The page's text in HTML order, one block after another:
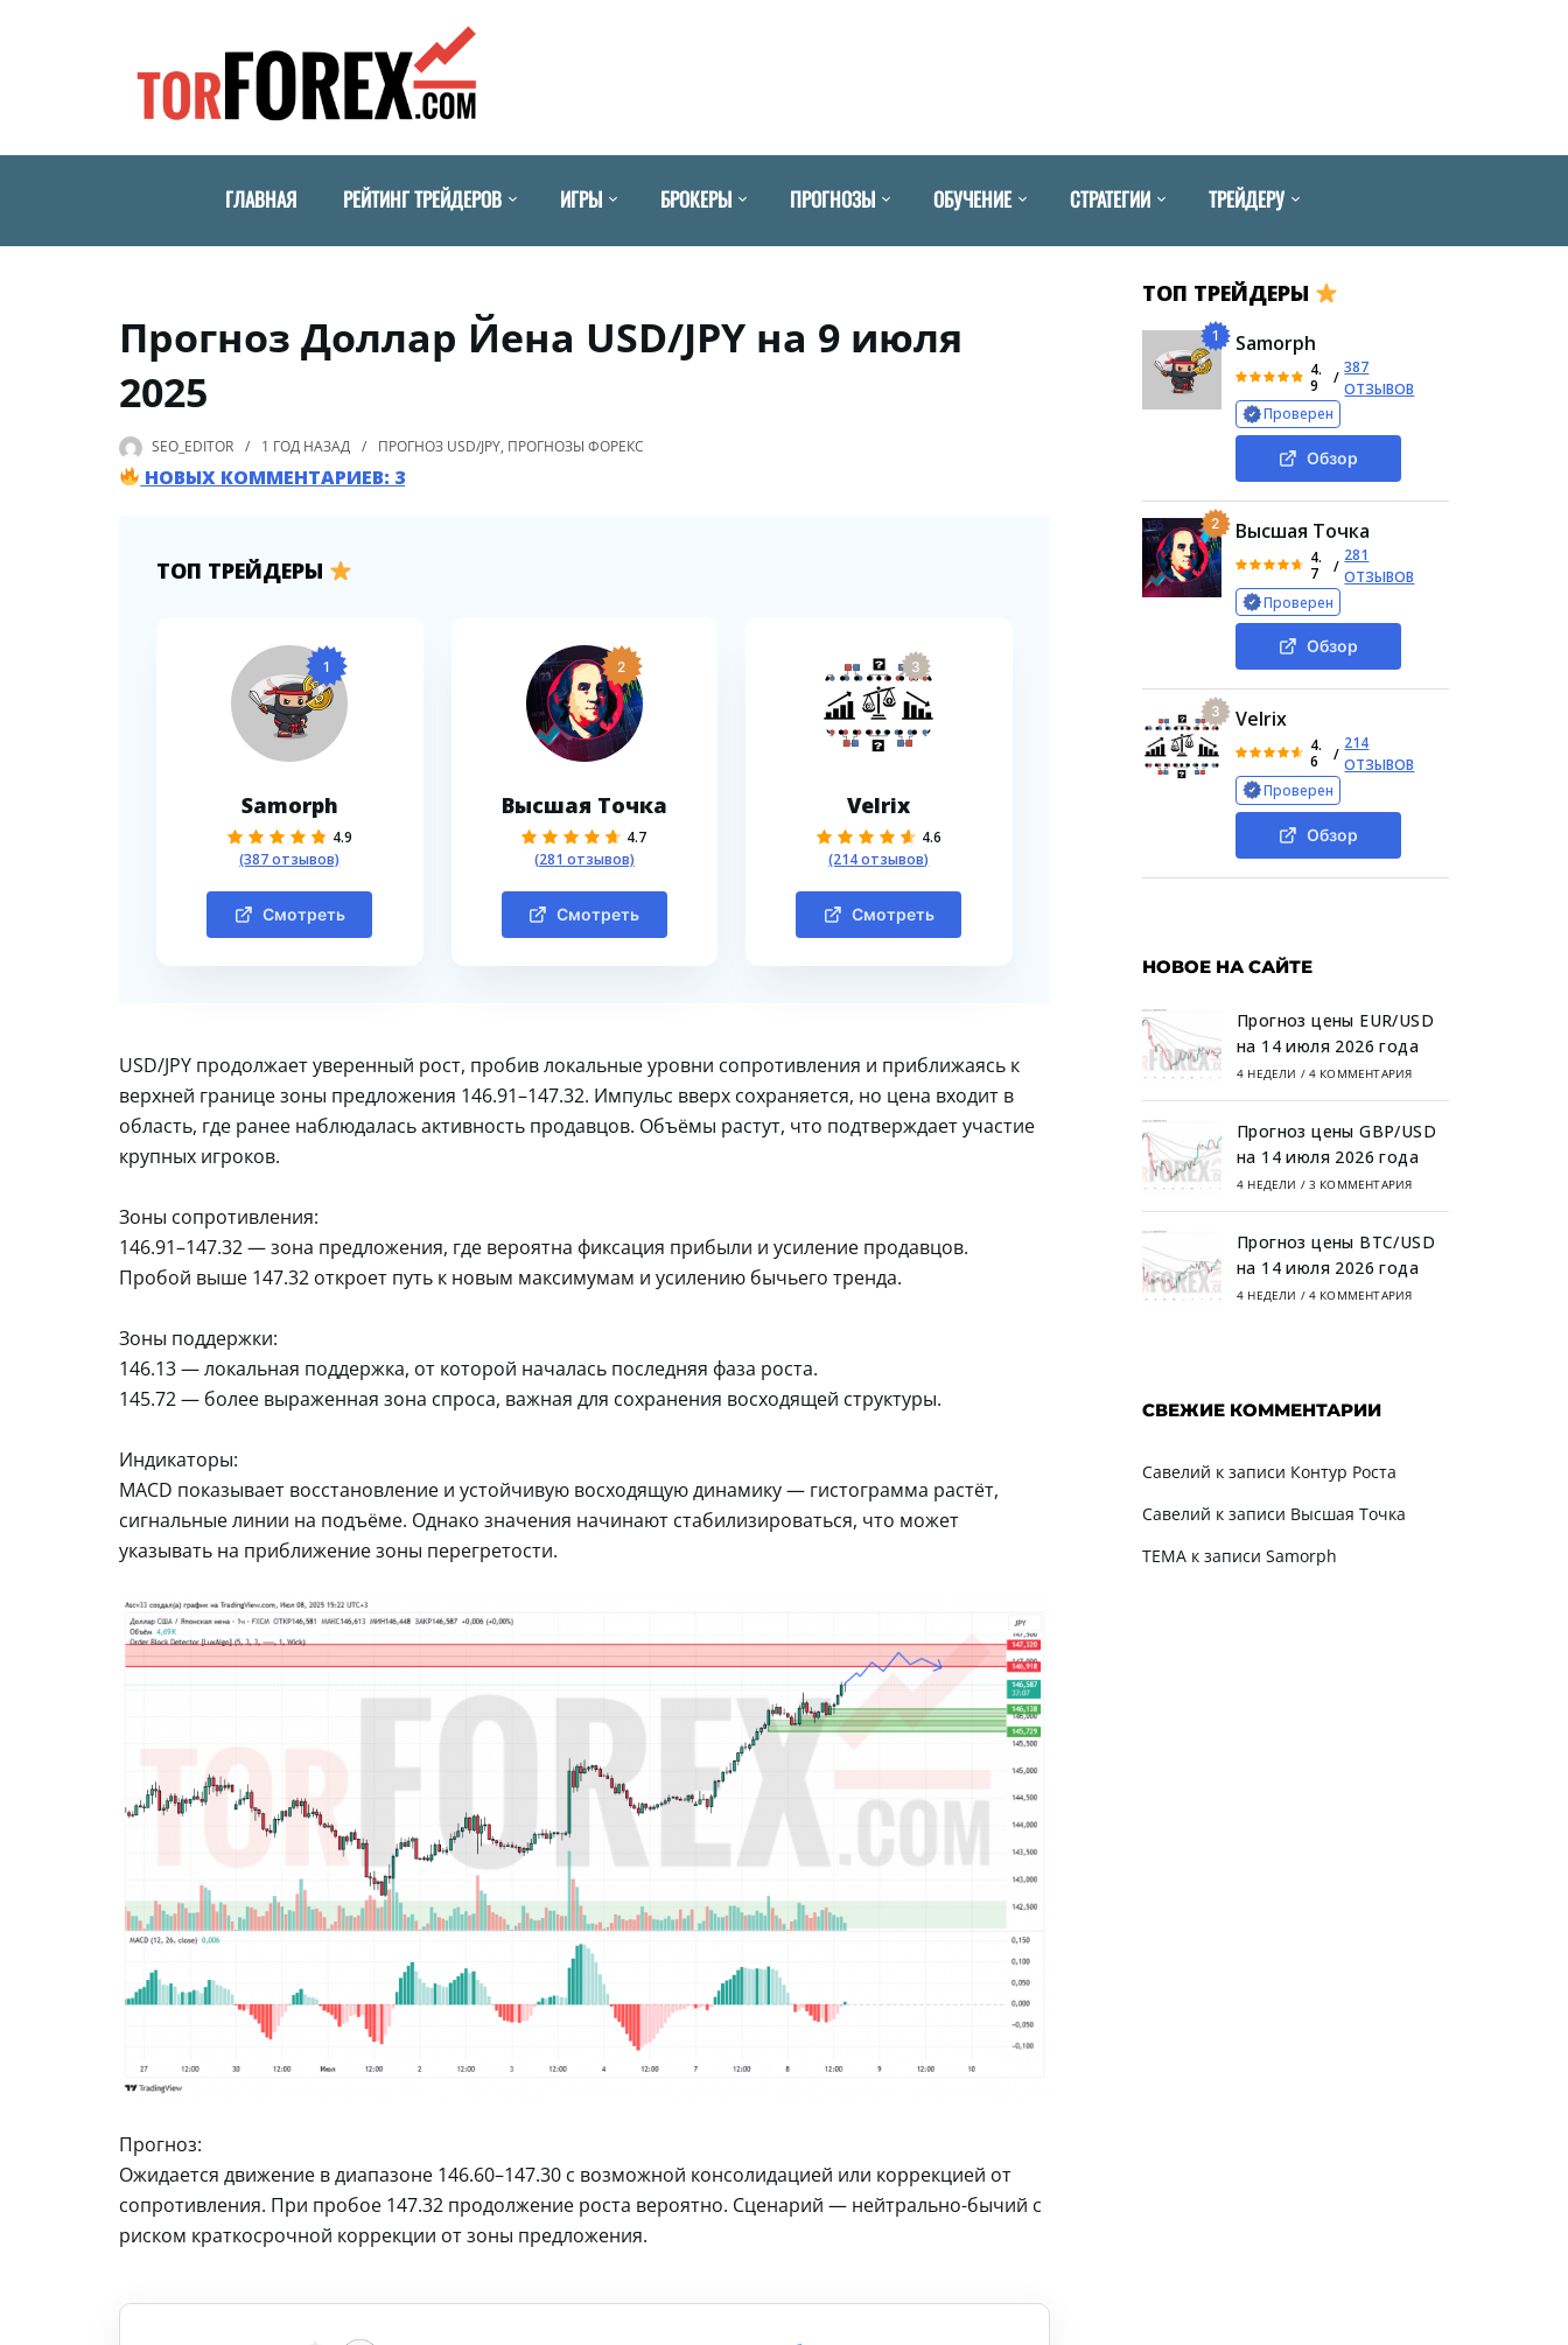
ГЛАВНАЯ РЕЙТИНГ ТРЕЙДЕРОВ ИГРЫ БРОКЕРЫ ПРОГНОЗЫ ОБУЧЕНИЕ СТРАТЕГИИ ТРЕЙДЕРУ
Прогноз Доллар Йена USD/JPY на 9 июля
2025
SEO_EDITOR 1 ГОД НАЗАД ПРОГНОЗ USD/JPY, ПРОГНОЗЫ ФОРЕКС
НОВЫХ КОММЕНТАРИЕВ: 3
ТОП ТРЕЙДЕРЫ
1
Samorph
4.9
(387 отзывов)
Смотреть
2
Высшая Точка
4.7
(281 отзывов)
Смотреть
3
Velrix
4.6
(214 отзывов)
Смотреть
USD/JPY продолжает уверенный рост, пробив локальные уровни сопротивления и приближаясь к
верхней границе зоны предложения 146.91–147.32. Импульс вверх сохраняется, но цена входит в
область, где ранее наблюдалась активность продавцов. Объёмы растут, что подтверждает участие
крупных игроков.
Зоны сопротивления:
146.91–147.32 — зона предложения, где вероятна фиксация прибыли и усиление продавцов.
Пробой выше 147.32 откроет путь к новым максимумам и усилению бычьего тренда.
Зоны поддержки:
146.13 — локальная поддержка, от которой началась последняя фаза роста.
145.72 — более выраженная зона спроса, важная для сохранения восходящей структуры.
Индикаторы:
MACD показывает восстановление и устойчивую восходящую динамику — гистограмма растёт,
сигнальные линии на подъёме. Однако значения начинают стабилизироваться, что может
указывать на приближение зоны перегретости.
Прогноз:
Ожидается движение в диапазоне 146.60–147.30 с возможной консолидацией или коррекцией от
сопротивления. При пробое 147.32 продолжение роста вероятно. Сценарий — нейтрально-бычий с
риском краткосрочной коррекции от зоны предложения.
ТОП ТРЕЙДЕРЫ
1 Samorph
4.
9
/
387
ОТЗЫВОВ
Проверен
Обзор
2 Высшая Точка
4.
7
/
281
ОТЗЫВОВ
Проверен
Обзор
3 Velrix
4.
6
/
214
ОТЗЫВОВ
Проверен
Обзор
НОВОЕ НА САЙТЕ
Прогноз цены EUR/USD
на 14 июля 2026 года
4 НЕДЕЛИ / 4 КОММЕНТАРИЯ
Прогноз цены GBP/USD
на 14 июля 2026 года
4 НЕДЕЛИ / 3 КОММЕНТАРИЯ
Прогноз цены BTC/USD
на 14 июля 2026 года
4 НЕДЕЛИ / 4 КОММЕНТАРИЯ
СВЕЖИЕ КОММЕНТАРИИ
Савелий к записи Контур Роста
Савелий к записи Высшая Точка
TEMAк записи Samorph